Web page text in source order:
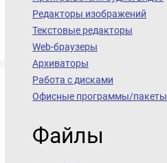
Редакторы изображений
Текстовые редакторы
Web-браузеры
Архиваторы
Работа с дисками
Офисные программы/пакеты
Файлы